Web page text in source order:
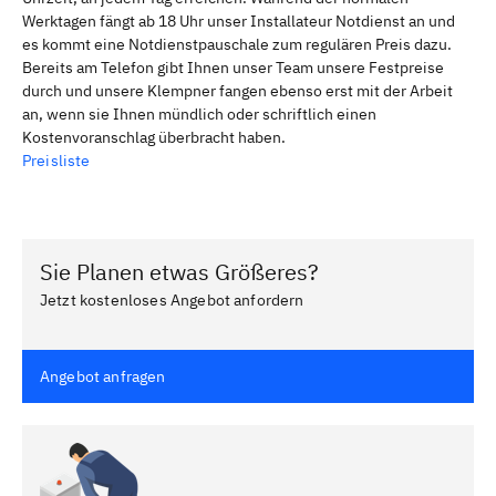
Werktagen fängt ab 18 Uhr unser Installateur Notdienst an und
es kommt eine Notdienstpauschale zum regulären Preis dazu.
Bereits am Telefon gibt Ihnen unser Team unsere Festpreise
durch und unsere Klempner fangen ebenso erst mit der Arbeit
an, wenn sie Ihnen mündlich oder schriftlich einen
Kostenvoranschlag überbracht haben.
Preisliste
Sie Planen etwas Größeres?
Jetzt kostenloses Angebot anfordern
Angebot anfragen